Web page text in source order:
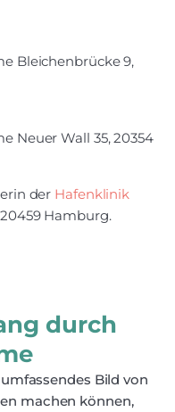
Bleichenbrücke 9,
Neuer Wall 35, 20354
der Hafenklinik
Hamburg.
durch
Bild von
machen können,